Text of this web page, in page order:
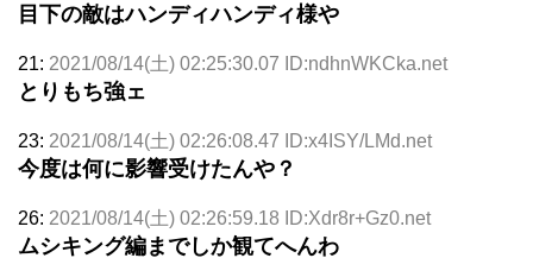
目下の敵はハンディハンディ様や
21: 2021/08/14(土) 02:25:30.07 ID:ndhnWKCka.net
とりもち強ェ
23: 2021/08/14(土) 02:26:08.47 ID:x4ISY/LMd.net
今度は何に影響受けたんや？
26: 2021/08/14(土) 02:26:59.18 ID:Xdr8r+Gz0.net
ムシキング編までしか観てへんわ